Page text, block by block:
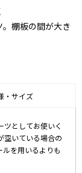
棚板の間が大き
・サイズ
ツとしてお使いく
空いている場合の
を用いるよりも